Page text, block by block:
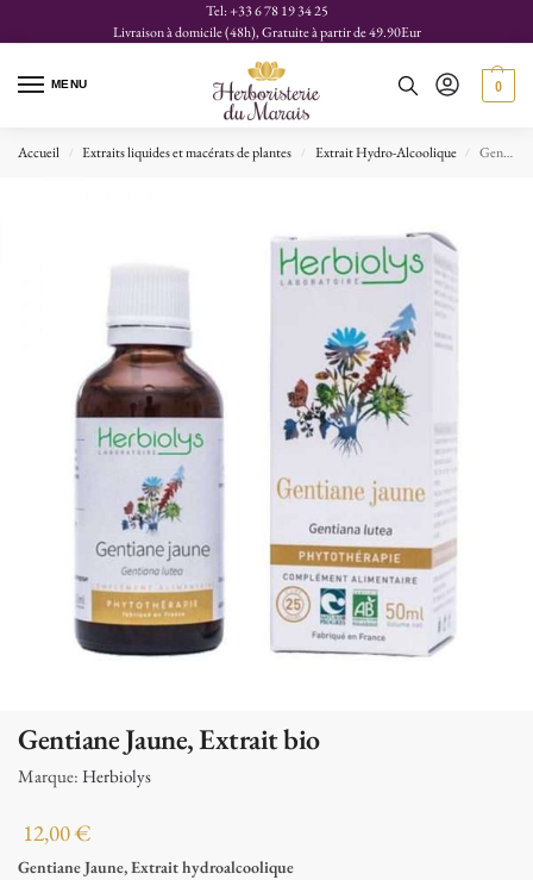
Tel: +33 6 78 19 34 25
Livraison à domicile (48h), Gratuite à partir de 49.90Eur
MENU 0
Accueil / Extraits liquides et macérats de plantes / Extrait Hydro-Alcoolique / Gentiane Jaune, Extrait bio
Gentiane Jaune, Extrait bio
Marque: Herbiolys
12,00€
Gentiane Jaune, Extrait hydroalcoolique